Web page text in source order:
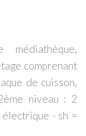
médiathèque,
comprenant
de cuisson,
niveau : 2
électrique - sh =